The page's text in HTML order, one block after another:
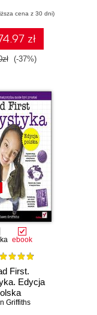
cena z 30 dni)
zł
(-37%)
ebook
First.
Edycja
Griffiths